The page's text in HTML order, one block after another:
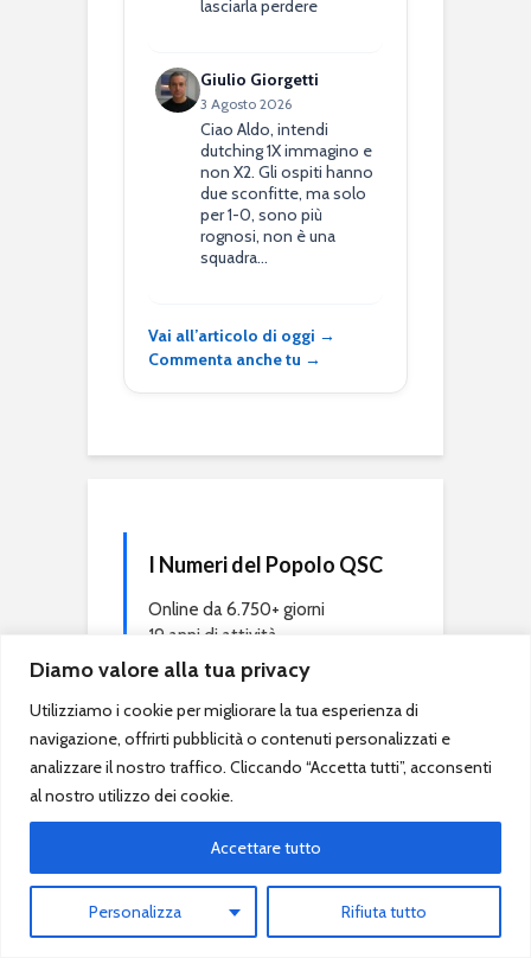
Diamo valore alla tua privacy
Utilizziamo i cookie per migliorare la tua esperienza di
navigazione, offrirti pubblicità o contenuti personalizzati e
analizzare il nostro traffico. Cliccando “Accetta tutti”, acconsenti
al nostro utilizzo dei cookie.
Personalizza Rifiuta tutto
Accettare tutto
lasciarla perdere
Giulio Giorgetti
3 Agosto 2026
Ciao Aldo, intendi
dutching 1X immagino e
non X2. Gli ospiti hanno
due sconfitte, ma solo
per 1-0, sono più
rognosi, non è una
squadra…
Vai all’articolo di oggi →
Commenta anche tu →
I Numeri del Popolo QSC
Online da 6.750+ giorni
19 anni di attività
3.818 articoli pubblicati
144.570 commenti
Il punto di riferimento per chi
vuole fare pronostici calcio
vincenti.